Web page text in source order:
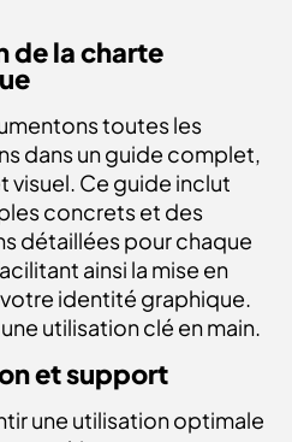
de la charte
toutes les
dans un guide complet,
visuel. Ce guide inclut
concrets et des
détaillées pour chaque
ainsi la mise en
identité graphique.
utilisation clé en main.
et support
une utilisation optimale